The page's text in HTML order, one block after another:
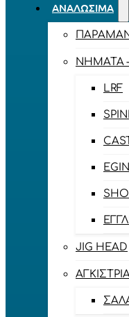
ΑΝΑΛΏΣΙΜΑ
ΝΉΜΑΤΑ
LRF
JIG HEAD